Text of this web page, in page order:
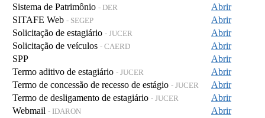
Sistema de Patrimônio - DER
Abrir
SITAFE Web - SEGEP
Abrir
Solicitação de estagiário - JUCER
Abrir
Solicitação de veículos - CAERD
Abrir
SPP
Abrir
Termo aditivo de estagiário - JUCER
Abrir
Termo de concessão de recesso de estágio - JUCER
Abrir
Termo de desligamento de estagiário - JUCER
Abrir
Webmail - IDARON
Abrir